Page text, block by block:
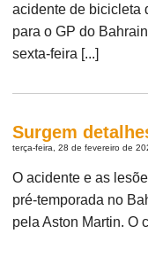
acidente de bicicleta
para o GP do
sexta-feira [...]
Surgem
terça-feira, 28 de fevereiro de
O acidente e as
pré-temporada no
pela Aston Martin. O